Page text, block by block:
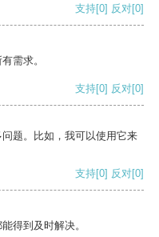
支持[0] 反对[0]
需求。
支持[0] 反对[0]
题。比如，我可以使用它来
支持[0] 反对[0]
得到及时解决。